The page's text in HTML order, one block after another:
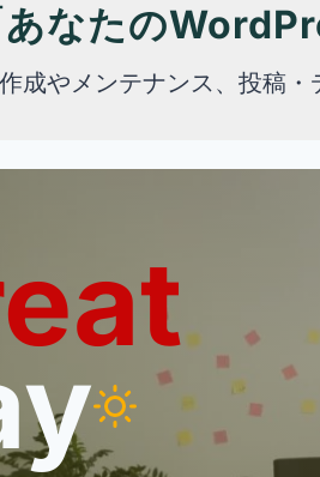
あなたの
成やメンテナンス、投稿